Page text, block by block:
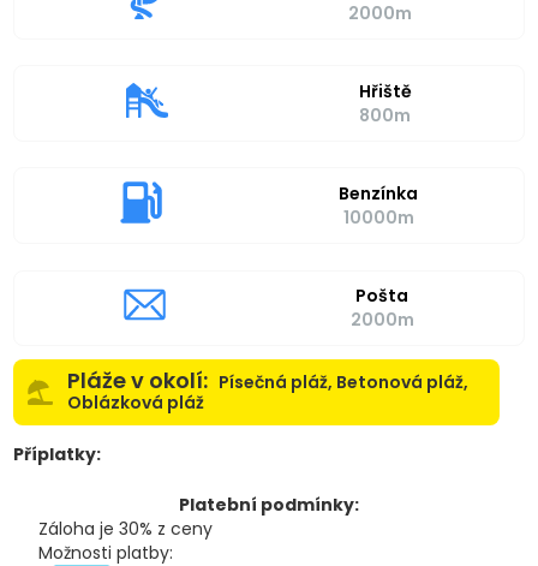
2000m
Hřiště
800m
Benzínka
10000m
Pošta
2000m
Pláže v okolí: Písečná pláž, Betonová pláž,
Oblázková pláž
Příplatky:
Platební podmínky:
Záloha je 30% z ceny
Možnosti platby: